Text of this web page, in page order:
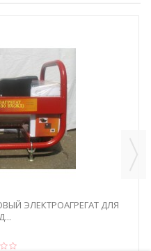
ЭЛЕКТРОАГРЕГАТ ДЛЯ